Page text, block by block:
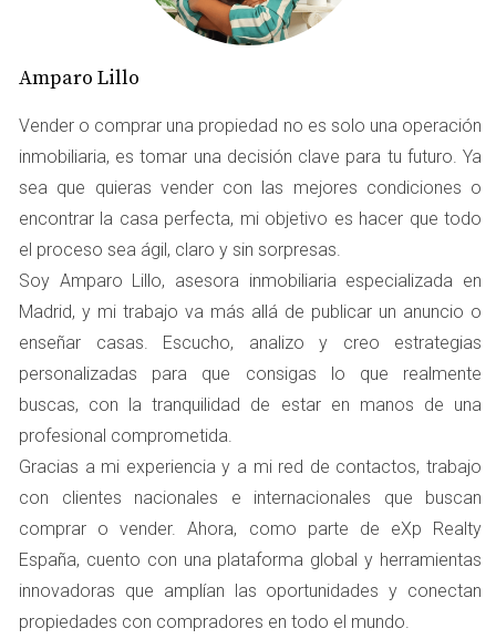
características que la hacen ideal para familias, como el
número de habitaciones, la luminosidad y las áreas
comunes.
CASO PRÁCTICO 2: LA PAREJA
EUROPEA
Ahora pensemos en una pareja europea que busca un
apartamento en el centro de Madrid. Para ellos, la vida
nocturna, la cultura y la gastronomía son
fundamentales. Barrios como Malasaña o Chueca son
altamente valorados por su vibrante ambiente social.
Este tipo de compradores se siente atraído por
propiedades con carácter, como apartamentos
reformados con techos altos y detalles arquitectónicos
originales. La sostenibilidad también juega un papel
importante; muchos buscan viviendas con eficiencia
energética o que cuenten con sistemas de energía
renovable. Si tu propiedad tiene estas características,
asegúrate de destacarlas en tus anuncios. Además,
ofrecer información sobre la vida cultural y social del
Amparo Lillo
Vender o comprar una propiedad no es solo una operación
inmobiliaria, es tomar una decisión clave para tu futuro. Ya
sea que quieras vender con las mejores condiciones o
encontrar la casa perfecta, mi objetivo es hacer que todo
el proceso sea ágil, claro y sin sorpresas.
Soy Amparo Lillo, asesora inmobiliaria especializada en
Madrid, y mi trabajo va más allá de publicar un anuncio o
enseñar casas. Escucho, analizo y creo estrategias
personalizadas para que consigas lo que realmente
buscas, con la tranquilidad de estar en manos de una
profesional comprometida.
Gracias a mi experiencia y a mi red de contactos, trabajo
con clientes nacionales e internacionales que buscan
comprar o vender. Ahora, como parte de eXp Realty
España, cuento con una plataforma global y herramientas
innovadoras que amplían las oportunidades y conectan
propiedades con compradores en todo el mundo.